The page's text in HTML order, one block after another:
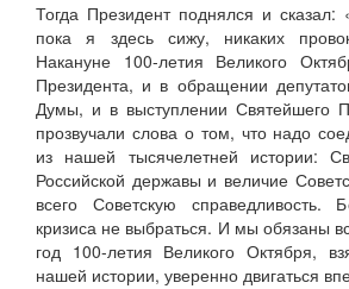
Тогда Президент поднялся и сказал:
пока я здесь сижу, никаких
Накануне 100-летия Великого
Президента, и в обращении
Думы, и в выступлении Святейшего
прозвучали слова о том, что надо
из нашей тысячелетней истории:
Российской державы и величие
всего Советскую
кризиса не выбраться. И мы обязаны
год 100-летия Великого Октября,
нашей истории, уверенно двигаться